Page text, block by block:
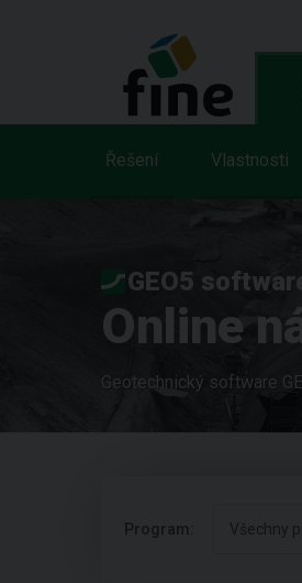
Řešení Vlastnosti
GEO5
Online
Geotechnický software
Program: Všechny